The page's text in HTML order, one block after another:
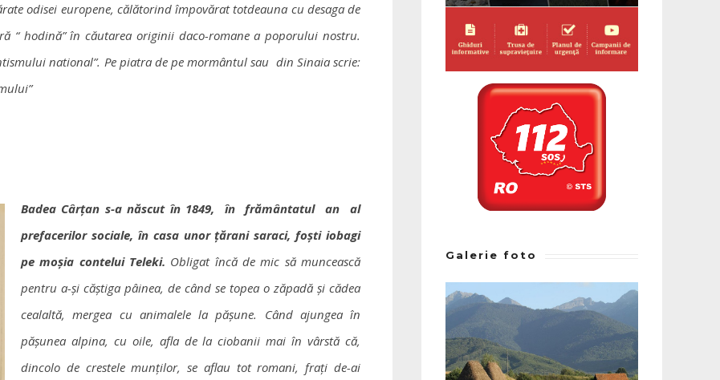
odisei europene, călătorind împovărat totdeauna cu desaga de
hodină” în căutarea originii daco-romane a poporului nostru.
national”. Pe piatra de pe mormântul sau din Sinaia scrie:
Badea Cârțan s-a născut în 1849, în frământatul an al
prefacerilor sociale, în casa unor țărani saraci, foști iobagi
pe moșia contelui Teleki. Obligat încă de mic să muncească
pentru a-și căștiga pâinea, de când se topea o zăpadă și cădea
cealaltă, mergea cu animalele la pășune. Când ajungea în
pășunea alpina, cu oile, afla de la ciobanii mai în vârstă că,
dincolo de crestele munților, se aflau tot romani, frați de-ai
Galerie foto